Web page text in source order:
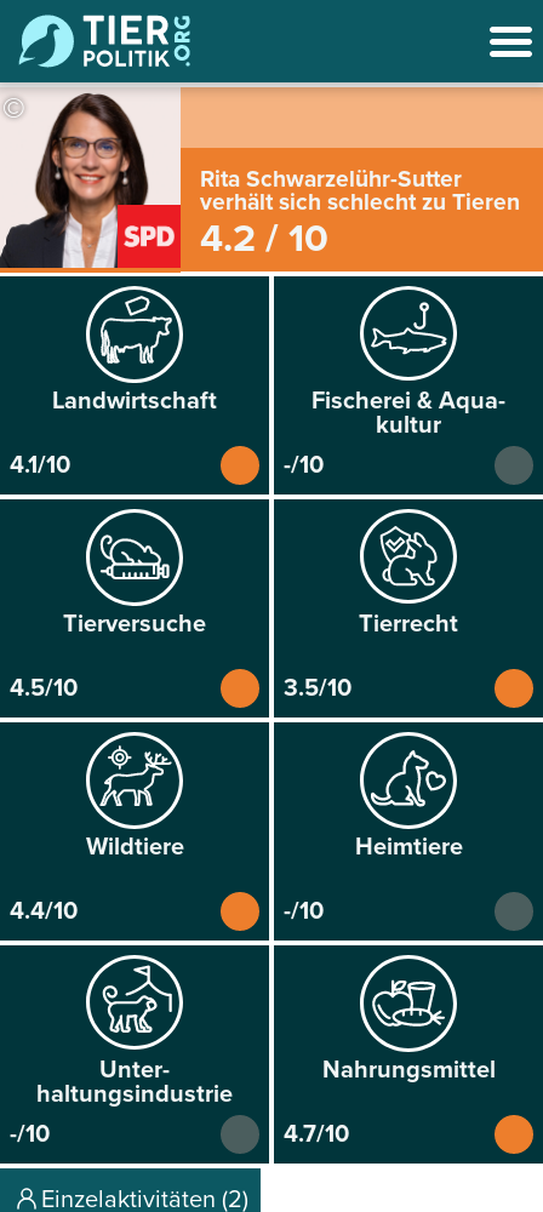
©
Rita Schwarzelühr-Sutter
verhält sich schlecht zu Tieren
4.2 / 10
Land­wirtschaft
4.1/10
Fischerei & Aqua­
kultur
-/10
Tier­versuche
4.5/10
Tier­recht
3.5/10
Wild­tiere
4.4/10
Heim­tiere
-/10
Unter­
haltungsindustrie
-/10
Nahrungs­mittel
4.7/10
Einzelaktivitäten (2)